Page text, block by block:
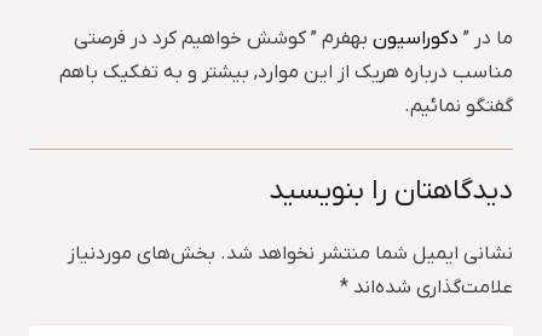
ما در ” دکوراسیون بهفرم ” کوشش خواهیم کرد در فرصتی
مناسب درباره هریک از این موارد, بیشتر و به تفکیک باهم
گفتگو نمائیم.
دیدگاهتان را بنویسید
نشانی ایمیل شما منتشر نخواهد شد. بخش‌های موردنیاز
علامت‌گذاری شده‌اند *